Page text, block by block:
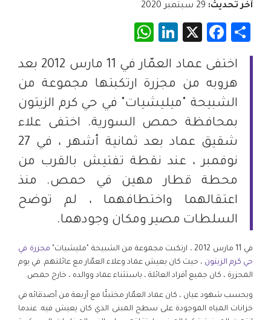
آخر تحديث:
Share
Facebook
LinkedIn
اختفى عماد العمّار في 11 مارس 2012 بعد
هروبه من مجزرة ارتكبتها مجموعة من
الشبيحة "ميليشيات" في حي كرم الزيتون
بمحافظة حمص السورية. اختفى علاء
شقيق عماد بعد ثمانية أشهر ، في 27
نوفمبر ، عند نقطة تفتيش بالقرب من
محطة قطار مهين في حمص. منذ
اعتقالهما واختطافهما ، لم توضح
السلطات مصير ومكان وجودهما.
في 11 مارس 2012 ، ارتكبت مجموعة من الشبيحة "مليشيات"
مجزرة في
حي كرم الزيتون ، حيث كان يعيش عماد وعلاء العمّار مع عائلتهم. في يوم
المجزرة ، كان جميع أفراد العائلة ، باستثناء عماد ووالده ، خارج حمص.
وبحسب شهود عيان ، كان عماد العمّار مختبئًا مع أربعة من أصدقائه في
خزانات المياه الموجودة على سطح المبنى الذي كان يعيش فيه. عندما